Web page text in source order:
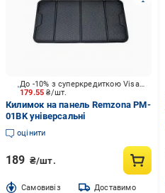
179.55₴/шт.
До -10% з суперкредиткою Visa Вигода
Килимок на панель Remzona PM-
01BK універсальні
оцінити
189 ₴/шт.
Cамовивіз Доставимо